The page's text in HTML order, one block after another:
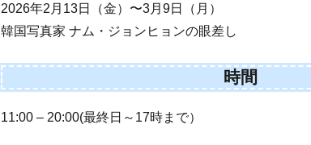
2026年2月13日（金）〜3月9日（月）
韓国写真家 ナム・ジョンヒョンの眼差し
時間
11:00 – 20:00(最終日～17時まで）